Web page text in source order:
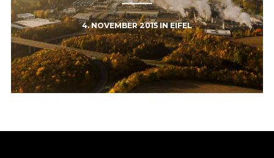
4. NOVEMBER 2015INEIFEL